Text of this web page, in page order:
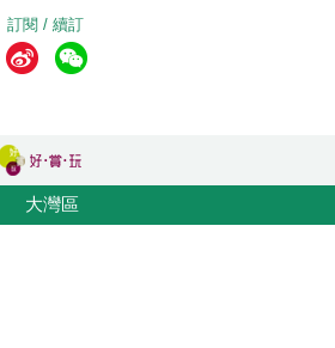
訂閱 / 續訂
大灣區